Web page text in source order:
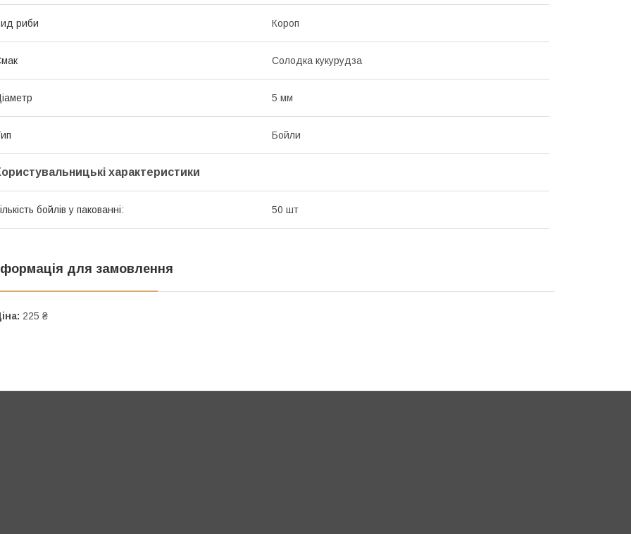
риби Короп
Солодка кукурудза
5 мм
Бойли
характеристики
бойлів у пакованні: 50 шт
для замовлення
225 ₴